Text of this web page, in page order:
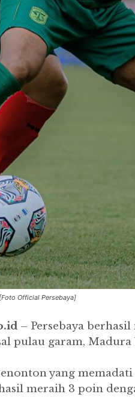
Official Persebaya]
– Persebaya
pulau garam, Madura
yang
meraih 3 poin